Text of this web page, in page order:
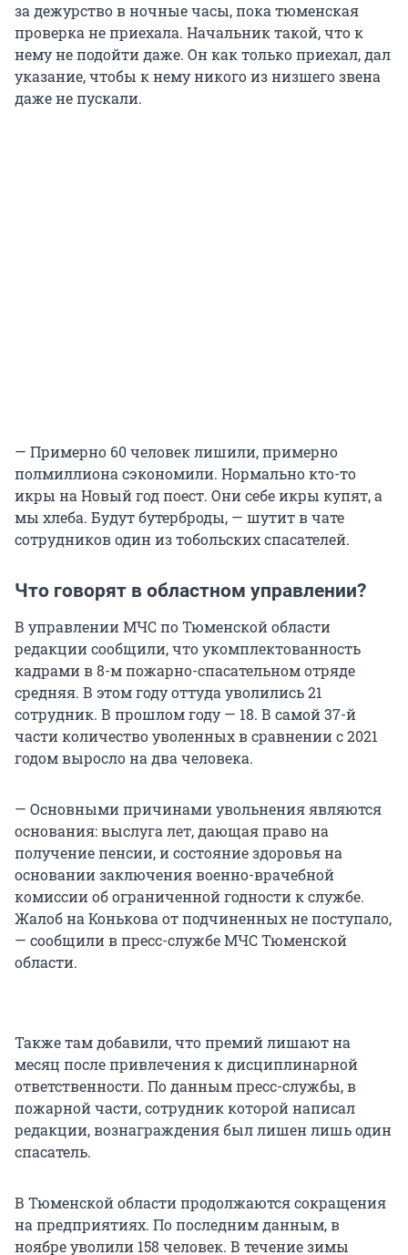
за дежурство в ночные часы, пока тюменская
проверка не приехала. Начальник такой, что к
нему не подойти даже. Он как только приехал, дал
указание, чтобы к нему никого из низшего звена
даже не пускали.
— Примерно 60 человек лишили, примерно
полмиллиона сэкономили. Нормально кто-то
икры на Новый год поест. Они себе икры купят, а
мы хлеба. Будут бутерброды, — шутит в чате
сотрудников один из тобольских спасателей.
Что говорят в областном управлении?
В управлении МЧС по Тюменской области
редакции сообщили, что укомплектованность
кадрами в 8-м пожарно-спасательном отряде
средняя. В этом году оттуда уволились 21
сотрудник. В прошлом году — 18. В самой 37-й
части количество уволенных в сравнении с 2021
годом выросло на два человека.
— Основными причинами увольнения являются
основания: выслуга лет, дающая право на
получение пенсии, и состояние здоровья на
основании заключения военно-врачебной
комиссии об ограниченной годности к службе.
Жалоб на Конькова от подчиненных не поступало,
— сообщили в пресс-службе МЧС Тюменской
области.
Также там добавили, что премий лишают на
месяц после привлечения к дисциплинарной
ответственности. По данным пресс-службы, в
пожарной части, сотрудник которой написал
редакции, вознаграждения был лишен лишь один
спасатель.
В Тюменской области продолжаются сокращения
на предприятиях. По последним данным, в
ноябре уволили 158 человек. В течение зимы